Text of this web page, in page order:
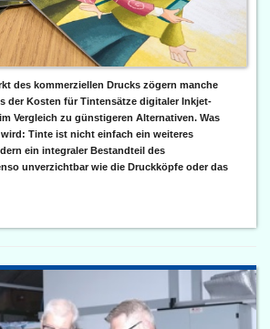
des kommerziellen Drucks zögern manche
der Kosten für Tintensätze digitaler Inkjet-
Vergleich zu günstigeren Alternativen. Was
Tinte ist nicht einfach ein weiteres
ein integraler Bestandteil des
unverzichtbar wie die Druckköpfe oder das